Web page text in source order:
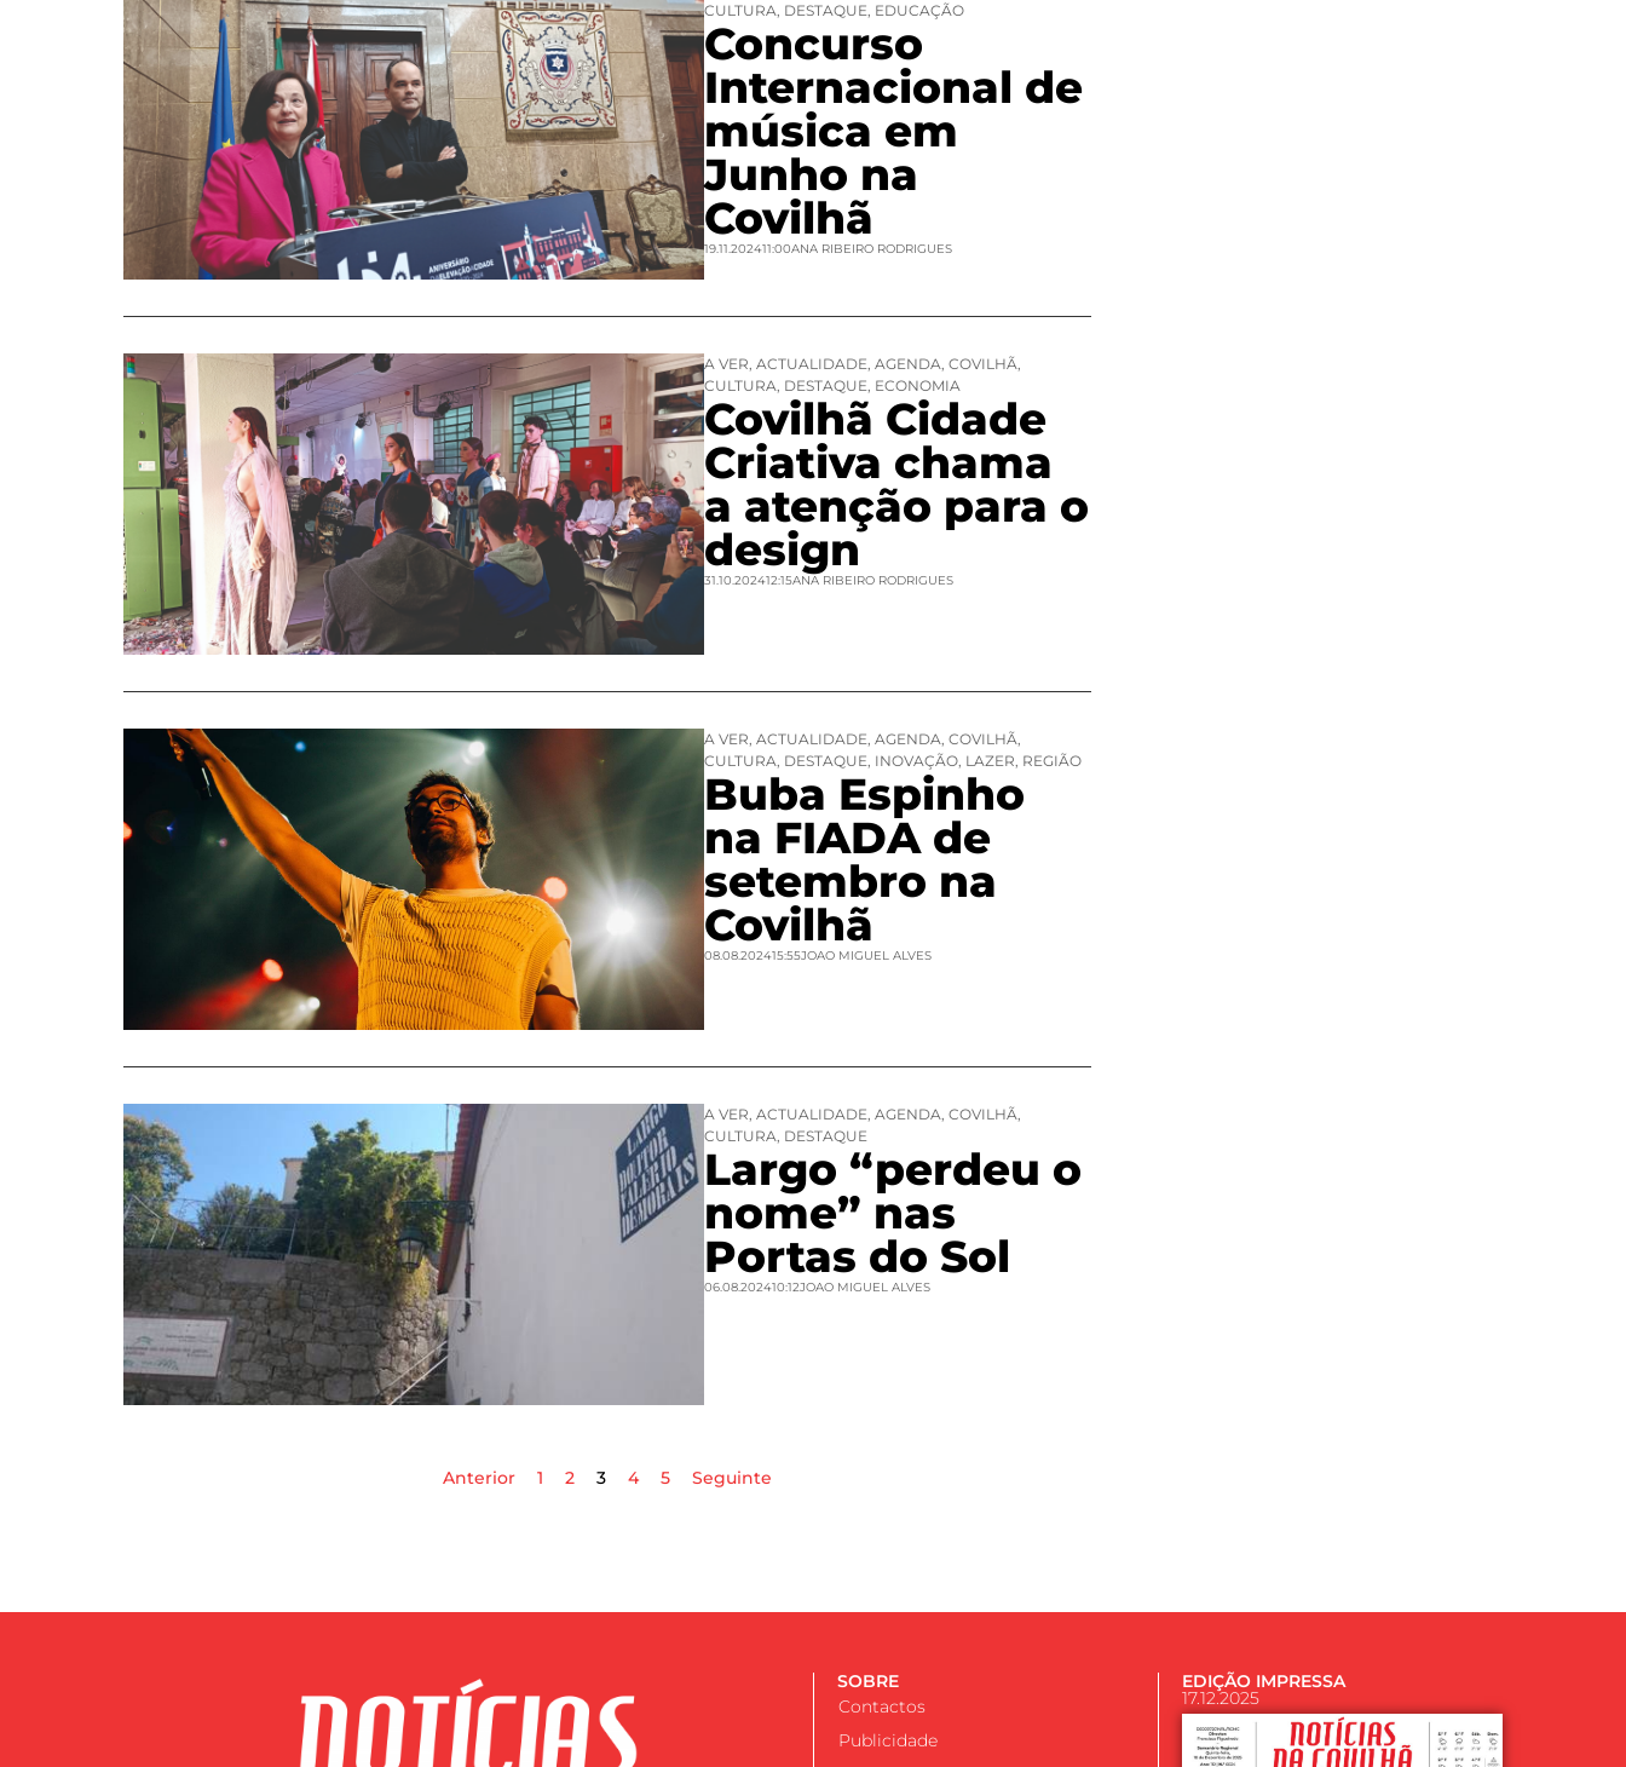
CULTURA, DESTAQUE, EDUCAÇÃO
Concurso
Internacional de
música em
Junho na
Covilhã
19.11.202411:00ANA RIBEIRO RODRIGUES
A VER, ACTUALIDADE, AGENDA, COVILHÃ,
CULTURA, DESTAQUE, ECONOMIA
Covilhã Cidade
Criativa chama
a atenção para o
design
31.10.202412:15ANA RIBEIRO RODRIGUES
A VER, ACTUALIDADE, AGENDA, COVILHÃ,
CULTURA, DESTAQUE, INOVAÇÃO, LAZER, REGIÃO
Buba Espinho
na FIADA de
setembro na
Covilhã
08.08.202415:55JOAO MIGUEL ALVES
A VER, ACTUALIDADE, AGENDA, COVILHÃ,
CULTURA, DESTAQUE
Largo “perdeu o
nome” nas
Portas do Sol
06.08.202410:12JOAO MIGUEL ALVES
Anterior 1 2 3 4 5 Seguinte
SOBRE
Contactos
Publicidade
EDIÇÃO IMPRESSA
17.12.2025